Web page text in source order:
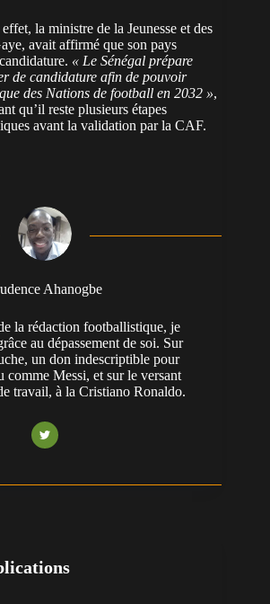
la ministre de la Jeunesse et des
avait affirmé que son pays
« Le Sénégal prépare
de candidature afin de pouvoir
des Nations de football en 2032 »,
qu’il reste plusieurs étapes
avant la validation par la CAF.
Ahanogbe
la rédaction footballistique, je
au dépassement de soi. Sur
un don indescriptible pour
comme Messi, et sur le versant
travail, à la Cristiano Ronaldo.